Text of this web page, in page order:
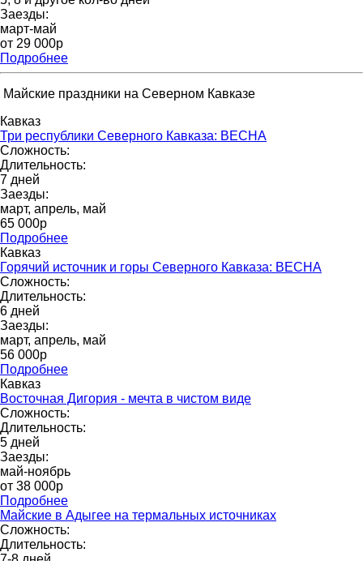
Заезды:
март-май
от 29 000p
Подробнее
Майские праздники на Северном Кавказе
Кавказ
Три республики Северного Кавказа: ВЕСНА
Сложность:
Длительность:
7 дней
Заезды:
март, апрель, май
65 000p
Подробнее
Кавказ
Горячий источник и горы Северного Кавказа: ВЕСНА
Сложность:
Длительность:
6 дней
Заезды:
март, апрель, май
56 000р
Подробнее
Кавказ
Восточная Дигория - мечта в чистом виде
Сложность:
Длительность:
5 дней
Заезды:
май-ноябрь
от 38 000p
Подробнее
Майские в Адыгее на термальных источниках
Сложность:
Длительность: